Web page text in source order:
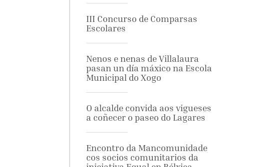
III Concurso de Comparsas
Escolares
Nenos e nenas de Villalaura
pasan un día máxico na Escola
Municipal do Xogo
O alcalde convida aos vigueses
a coñecer o paseo do Lagares
Encontro da Mancomunidade
cos socios comunitarios da